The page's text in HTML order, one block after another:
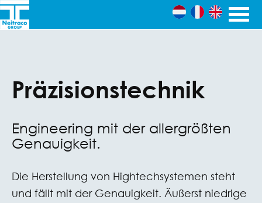
Skip to content
Groep
Präzisionstechnik
Engineering mit der allergrößten
Genauigkeit.
Die Herstellung von Hightechsystemen steht
und fällt mit der Genauigkeit. Äußerst niedrige